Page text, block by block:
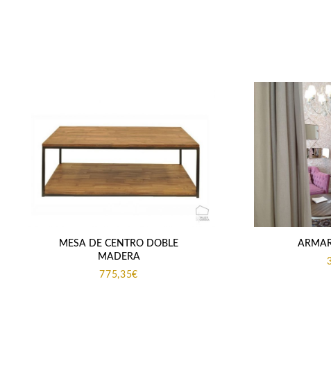
MESA DE CENTRO DOBLE
MADERA
775,35€